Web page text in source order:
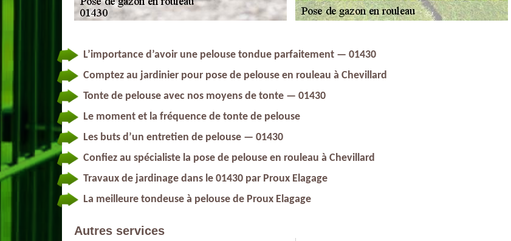
L’importance d’avoir une pelouse tondue parfaitement — 01430
Comptez au jardinier pour pose de pelouse en rouleau à Chevillard
Tonte de pelouse avec nos moyens de tonte — 01430
Le moment et la fréquence de tonte de pelouse
Les buts d’un entretien de pelouse — 01430
Confiez au spécialiste la pose de pelouse en rouleau à Chevillard
Travaux de jardinage dans le 01430 par Proux Elagage
La meilleure tondeuse à pelouse de Proux Elagage
Autres services